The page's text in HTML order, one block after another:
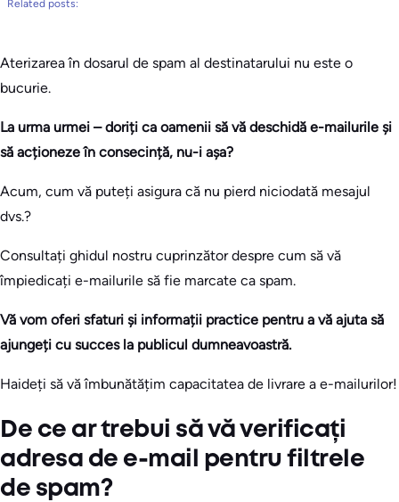
Related posts:
Aterizarea în dosarul de spam al destinatarului nu este o
bucurie.
La urma urmei – doriți ca oamenii să vă deschidă e-mailurile și
să acționeze în consecință, nu-i așa?
Acum, cum vă puteți asigura că nu pierd niciodată mesajul
dvs.?
Consultați ghidul nostru cuprinzător despre cum să vă
împiedicați e-mailurile să fie marcate ca spam.
Vă vom oferi sfaturi și informații practice pentru a vă ajuta să
ajungeți cu succes la publicul dumneavoastră.
Haideți să vă îmbunătățim capacitatea de livrare a e-mailurilor!
De ce ar trebui să vă verificați
adresa de e-mail pentru filtrele
de spam?